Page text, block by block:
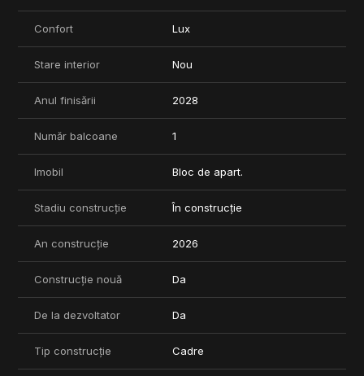
Confort Lux
Stare interior Nou
Anul finisării 2028
Număr balcoane 1
Imobil Bloc de apart.
Stadiu construcție În construcție
An construcție 2026
Construcție nouă Da
De la dezvoltator Da
Tip construcție Cadre